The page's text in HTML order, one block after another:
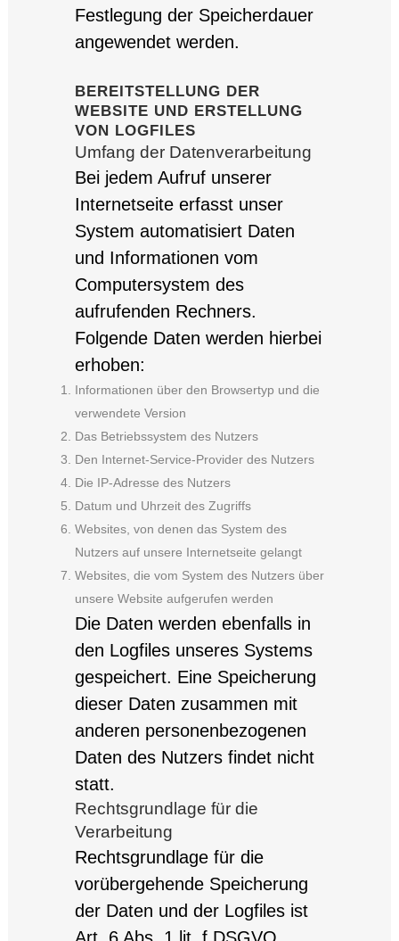
Festlegung der Speicherdauer
angewendet werden.
BEREITSTELLUNG DER
WEBSITE UND ERSTELLUNG
VON LOGFILES
Umfang der Datenverarbeitung
Bei jedem Aufruf unserer
Internetseite erfasst unser
System automatisiert Daten
und Informationen vom
Computersystem des
aufrufenden Rechners.
Folgende Daten werden hierbei
erhoben:
Informationen über den Browsertyp und die
verwendete Version
Das Betriebssystem des Nutzers
Den Internet-Service-Provider des Nutzers
Die IP-Adresse des Nutzers
Datum und Uhrzeit des Zugriffs
Websites, von denen das System des
Nutzers auf unsere Internetseite gelangt
Websites, die vom System des Nutzers über
unsere Website aufgerufen werden
Die Daten werden ebenfalls in
den Logfiles unseres Systems
gespeichert. Eine Speicherung
dieser Daten zusammen mit
anderen personenbezogenen
Daten des Nutzers findet nicht
statt.
Rechtsgrundlage für die
Verarbeitung
Rechtsgrundlage für die
vorübergehende Speicherung
der Daten und der Logfiles ist
Art. 6 Abs. 1 lit. f DSGVO.